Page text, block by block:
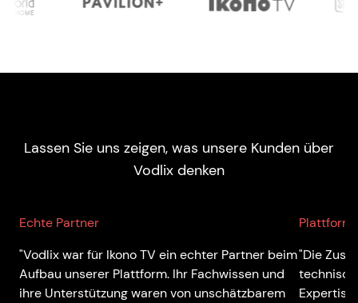
Lassen Sie uns zeigen, was unsere Kunden über
Vodlix denken
Echte Partner
"Vodlix war für Ikono TV ein echter Partner beim
Aufbau unserer Plattform. Ihr Fachwissen und
ihre Unterstützung waren von unschätzbarem
Plattform
"Die